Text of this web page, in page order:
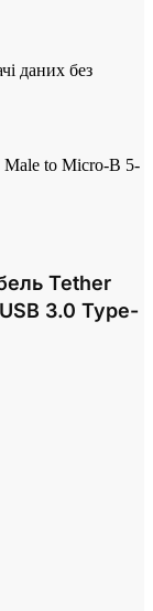
даних без
Male to Micro-B 5-
Tether
3.0 Type-